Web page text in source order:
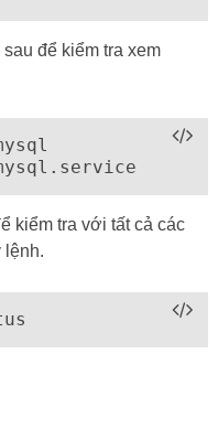
để kiểm tra xem
kiểm tra với tất cả các
lệnh.